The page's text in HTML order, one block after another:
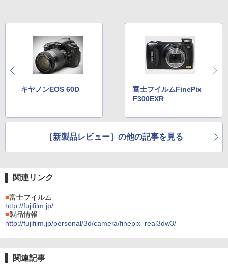
キヤノンEOS 60D
富士フイルムFinePix
F300EXR
［新製品レビュー］の他の記事を見る
関連リンク
■富士フイルム
http://fujifilm.jp/
■製品情報
http://fujifilm.jp/personal/3d/camera/finepix_real3dw3/
関連記事